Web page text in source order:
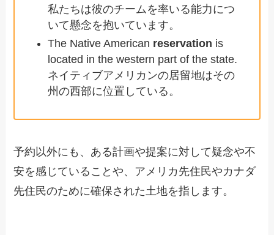
私たちは彼のチームを率いる能力につ
いて懸念を抱いています。
The Native American reservation is
located in the western part of the state.
ネイティブアメリカンの居留地はその
州の西部に位置している。
予約以外にも、ある計画や提案に対して疑念や不
安を感じていることや、アメリカ先住民やカナダ
先住民のために確保された土地を指します。